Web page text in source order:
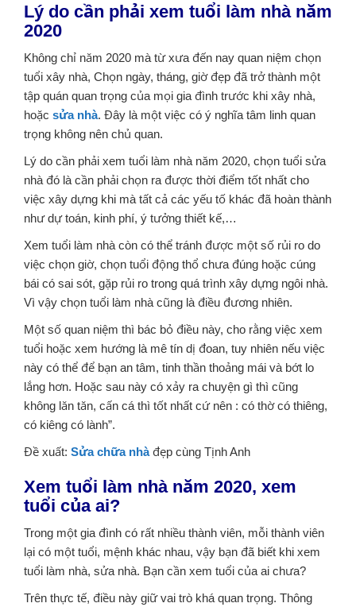
Lý do cần phải xem tuổi làm nhà năm
2020
Không chỉ năm 2020 mà từ xưa đến nay quan niệm chọn
tuổi xây nhà, Chọn ngày, tháng, giờ đẹp đã trở thành một
tập quán quan trọng của mọi gia đình trước khi xây nhà,
hoặc sửa nhà. Đây là một việc có ý nghĩa tâm linh quan
trọng không nên chủ quan.
Lý do cần phải xem tuổi làm nhà năm 2020, chọn tuổi sửa
nhà đó là cần phải chọn ra được thời điểm tốt nhất cho
việc xây dựng khi mà tất cả các yếu tố khác đã hoàn thành
như dự toán, kinh phí, ý tưởng thiết kế,…
Xem tuổi làm nhà còn có thể tránh được một số rủi ro do
việc chọn giờ, chọn tuổi động thổ chưa đúng hoặc cúng
bái có sai sót, gặp rủi ro trong quá trình xây dựng ngôi nhà.
Vì vậy chọn tuổi làm nhà cũng là điều đương nhiên.
Một số quan niệm thì bác bỏ điều này, cho rằng việc xem
tuổi hoặc xem hướng là mê tín dị đoan, tuy nhiên nếu việc
này có thể để bạn an tâm, tinh thần thoảng mái và bớt lo
lắng hơn. Hoặc sau này có xảy ra chuyện gì thì cũng
không lăn tăn, cấn cá thì tốt nhất cứ nên : có thờ có thiêng,
có kiêng có lành”.
Đề xuất: Sửa chữa nhàđẹp cùng Tịnh Anh
Xem tuổi làm nhà năm 2020, xem
tuổi của ai?
Trong một gia đình có rất nhiều thành viên, mỗi thành viên
lại có một tuổi, mệnh khác nhau, vậy bạn đã biết khi xem
tuổi làm nhà, sửa nhà. Bạn cần xem tuổi của ai chưa?
Trên thực tế, điều này giữ vai trò khá quan trọng. Thông